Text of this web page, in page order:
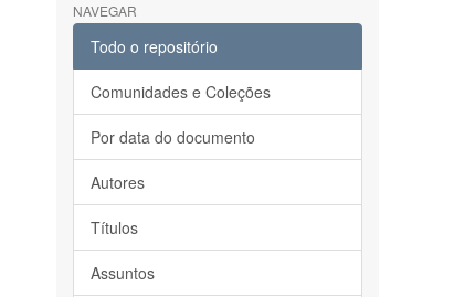
NAVEGAR
Todo o repositório
Comunidades e Coleções
Por data do documento
Autores
Títulos
Assuntos